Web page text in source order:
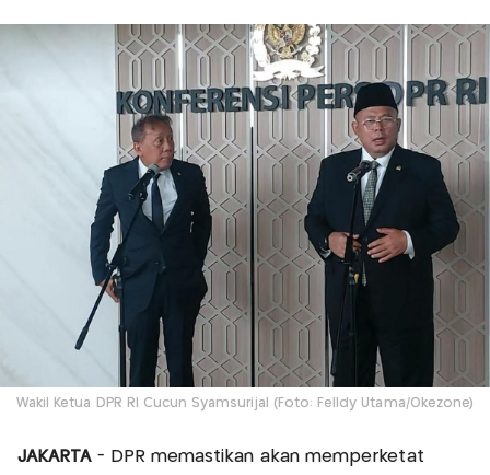
Wakil Ketua DPR RI Cucun Syamsurijal (Foto: Felldy Utama/Okezone)
JAKARTA- DPR memastikan akan memperketat